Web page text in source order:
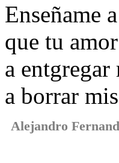
Enseñame
que tu
a
a borrar
Alejandro